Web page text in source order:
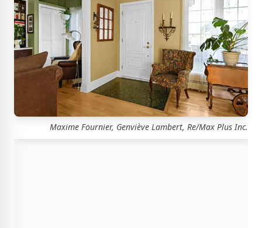
Maxime Fournier, Genviève Lambert, Re/Max Plus Inc.